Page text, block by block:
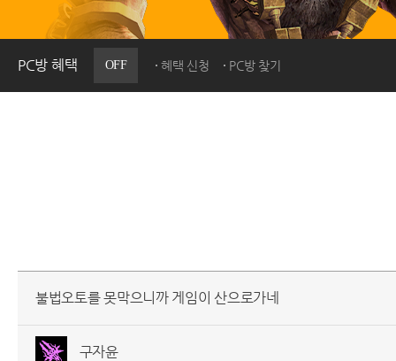
PC방 혜택 OFF 혜택 신청 PC방 찾기
불법오토를 못막으니까 게임이 산으로가네
구자윤